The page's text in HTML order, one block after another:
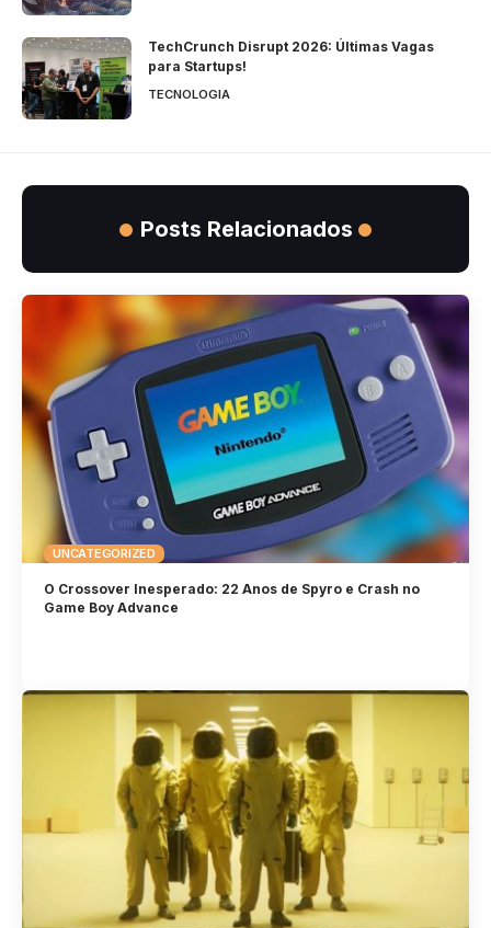
TechCrunch Disrupt 2026: Últimas Vagas
para Startups!
TECNOLOGIA
Posts Relacionados
UNCATEGORIZED
O Crossover Inesperado: 22 Anos de Spyro e Crash no
Game Boy Advance